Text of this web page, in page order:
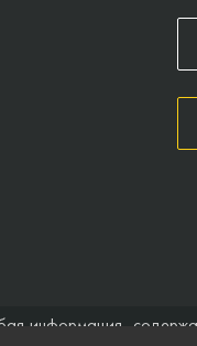
информация,